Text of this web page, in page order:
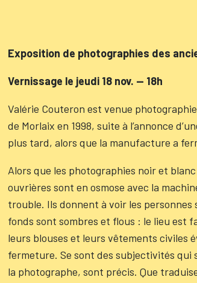
Exposition de photographies des
Vernissage le jeudi 18 nov. — 18h
Valérie Couteron est venue
de Morlaix en 1998, suite à l’annonce
plus tard, alors que la manufacture a
Alors que les photographies noir et
ouvrières sont en osmose avec la
trouble. Ils donnent à voir les
fonds sont sombres et flous : le lieu est
leurs blouses et leurs vêtements civiles
fermeture. Se sont des subjectivités qui
la photographe, sont précis. Que